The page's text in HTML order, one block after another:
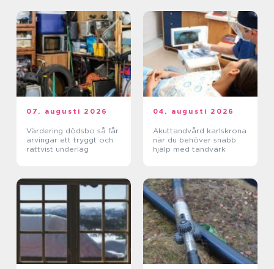
07. augusti 2026
Värdering dödsbo så får
arvingar ett tryggt och
rättvist underlag
04. augusti 2026
Akuttandvård karlskrona
när du behöver snabb
hjälp med tandvärk